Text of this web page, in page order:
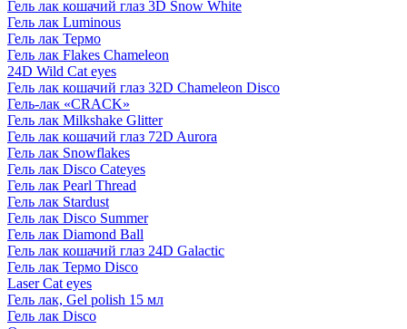
Гель лак кошачий глаз 3D Snow White
Гель лак Luminous
Гель лак Термо
Гель лак Flakes Chameleon
24D Wild Cat eyes
Гель лак кошачий глаз 32D Chameleon Disco
Гель-лак «CRACK»
Гель лак Milkshake Glitter
Гель лак кошачий глаз 72D Aurora
Гель лак Snowflakes
Гель лак Disco Cateyes
Гель лак Pearl Thread
Гель лак Stardust
Гель лак Disco Summer
Гель лак Diamond Ball
Гель лак кошачий глаз 24D Galactic
Гель лак Термо Disco
Laser Cat eyes
Гель лак, Gel polish 15 мл
Гель лак Disco